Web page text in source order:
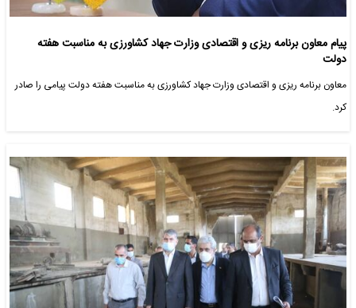
پیام معاون برنامه ریزی و اقتصادی وزارت جهاد کشاورزی به مناسبت هفته
دولت
معاون برنامه ریزی و اقتصادی وزارت جهاد کشاورزی به مناسبت هفته دولت پیامی را صادر
کرد.